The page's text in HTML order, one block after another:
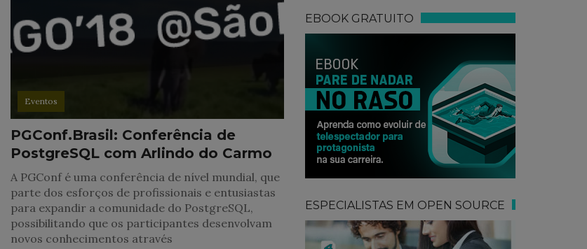
Eventos
PGConf.Brasil: Conferência de
PostgreSQL com Arlindo do Carmo
A PGConf é uma conferência de nível mundial, que
parte dos esforços de profissionais e entusiastas
para expandir a comunidade do PostgreSQL,
possibilitando que os participantes desenvolvam
novos conhecimentos através
EBOOK GRATUITO
ESPECIALISTAS EM OPEN SOURCE